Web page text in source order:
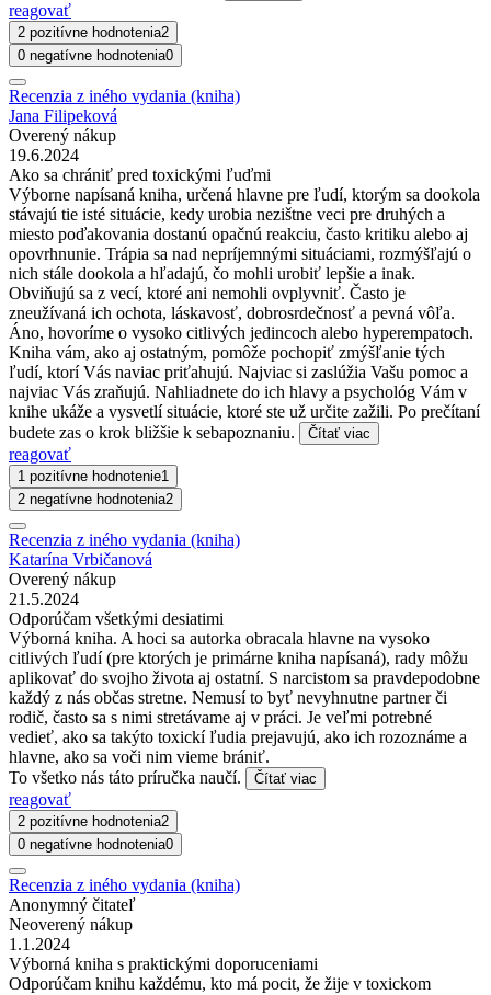
reagovať
2 pozitívne hodnotenia2
0 negatívne hodnotenia0
Recenzia z iného vydania (kniha)
Jana Filipeková
Overený nákup
19.6.2024
Ako sa chrániť pred toxickými ľuďmi
Výborne napísaná kniha, určená hlavne pre ľudí, ktorým sa dookola
stávajú tie isté situácie, kedy urobia nezištne veci pre druhých a
miesto poďakovania dostanú opačnú reakciu, často kritiku alebo aj
opovrhnunie. Trápia sa nad nepríjemnými situáciami, rozmýšľajú o
nich stále dookola a hľadajú, čo mohli urobiť lepšie a inak.
Obviňujú sa z vecí, ktoré ani nemohli ovplyvniť. Často je
zneužívaná ich ochota, láskavosť, dobrosrdečnosť a pevná vôľa.
Áno, hovoríme o vysoko citlivých jedincoch alebo hyperempatoch.
Kniha vám, ako aj ostatným, pomôže pochopiť zmýšľanie tých
ľudí, ktorí Vás naviac priťahujú. Najviac si zaslúžia Vašu pomoc a
najviac Vás zraňujú. Nahliadnete do ich hlavy a psychológ Vám v
knihe ukáže a vysvetlí situácie, ktoré ste už určite zažili. Po prečítaní
budete zas o krok bližšie k sebapoznaniu.
Čítať viac
reagovať
1 pozitívne hodnotenie1
2 negatívne hodnotenia2
Recenzia z iného vydania (kniha)
Katarína Vrbičanová
Overený nákup
21.5.2024
Odporúčam všetkými desiatimi
Výborná kniha. A hoci sa autorka obracala hlavne na vysoko
citlivých ľudí (pre ktorých je primárne kniha napísaná), rady môžu
aplikovať do svojho života aj ostatní. S narcistom sa pravdepodobne
každý z nás občas stretne. Nemusí to byť nevyhnutne partner či
rodič, často sa s nimi stretávame aj v práci. Je veľmi potrebné
vedieť, ako sa takýto toxickí ľudia prejavujú, ako ich rozoznáme a
hlavne, ako sa voči nim vieme brániť.
To všetko nás táto príručka naučí.
Čítať viac
reagovať
2 pozitívne hodnotenia2
0 negatívne hodnotenia0
Recenzia z iného vydania (kniha)
Anonymný čitateľ
Neoverený nákup
1.1.2024
Výborná kniha s praktickými doporuceniami
Odporúčam knihu každému, kto má pocit, že žije v toxickom